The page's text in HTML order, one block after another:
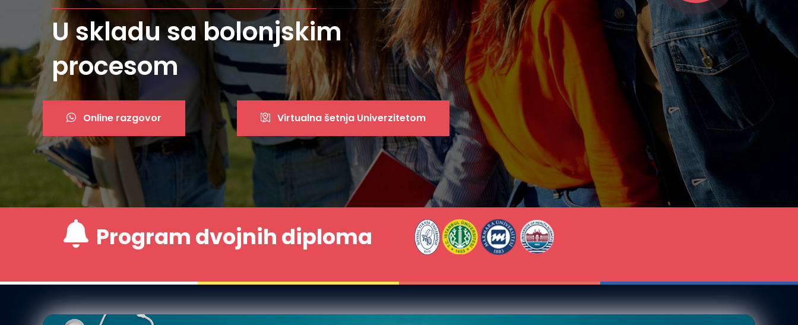
Najbolji privatni univerzitet
Online razgovor Virtualna šetnja Univerzitetom
Program dvojnih diploma